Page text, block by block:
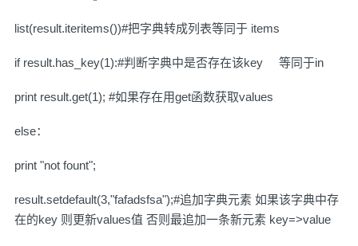
list(result.iteritems())#把字典转成列表等同于 items
if result.has_key(1):#判断字典中是否存在该key 等同于in
print result.get(1); #如果存在用get函数获取values
else：
print "not fount";
result.setdefault(3,"fafadsfsa");#追加字典元素 如果该字典中存
在的key 则更新values值 否则最追加一条新元素 key=>value